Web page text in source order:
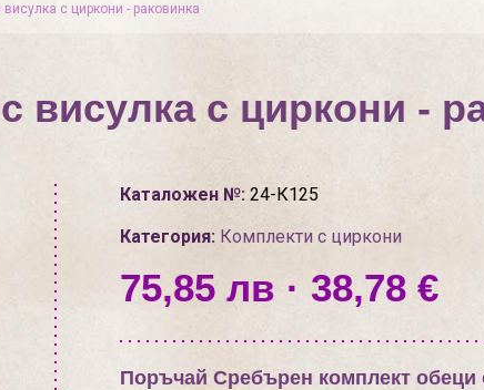
с циркони - раковинка
висулка с циркони -
Каталожен №:24-К125
Категория: Комплекти с циркони
75,85 лв · 38,78 €
Поръчай Сребърен комплект обеци